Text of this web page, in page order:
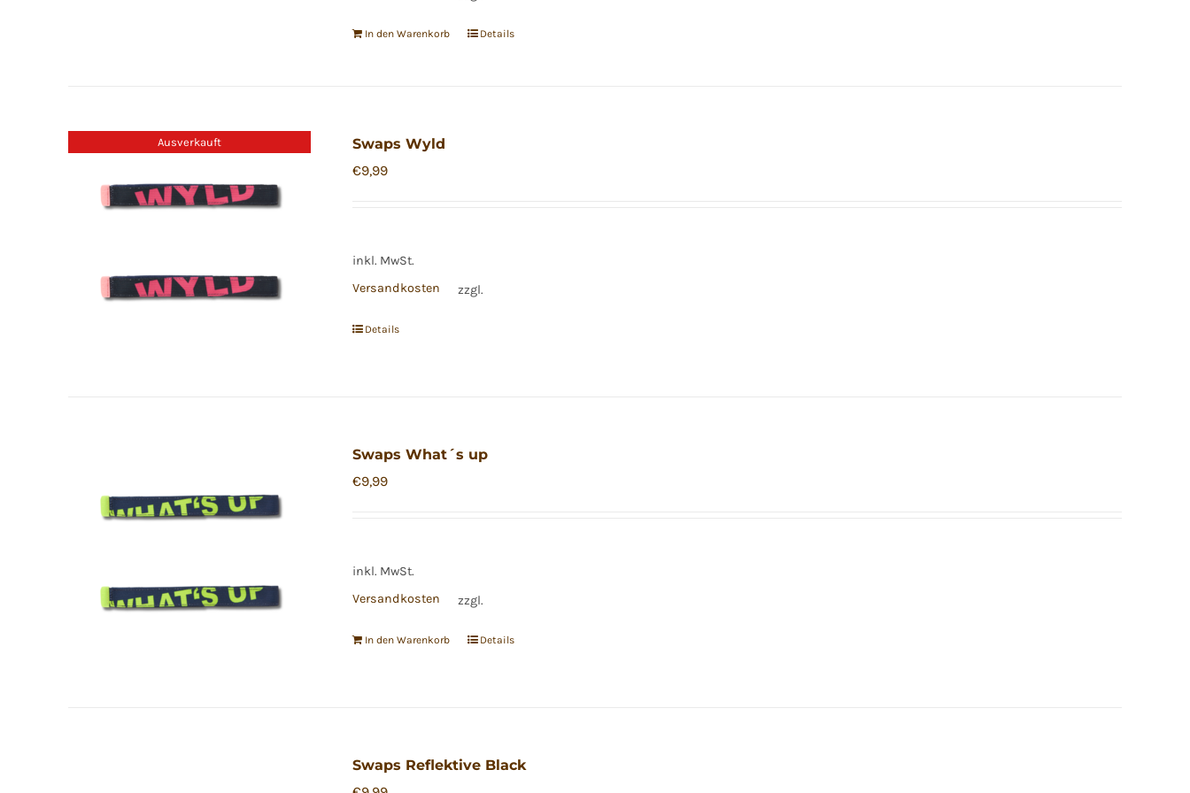
In den Warenkorb Details
Ausverkauft
Swaps Wyld
€9,99
inkl. MwSt.
zzgl.
Versandkosten
Details
Swaps What´s up
€9,99
inkl. MwSt.
zzgl.
Versandkosten
In den Warenkorb Details
Swaps Reflektive Black